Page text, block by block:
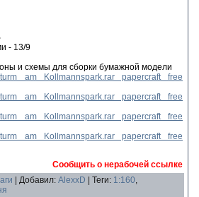
- 13/9
и схемы для сборки бумажной модели
am Kollmannspark.rar papercraft free
am Kollmannspark.rar papercraft free
am Kollmannspark.rar papercraft free
am Kollmannspark.rar papercraft free
Сообщить о нерабочей ссылке
Добавил: AlexxD Теги: 1:160,